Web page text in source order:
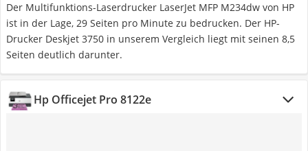
Der Multifunktions-Laserdrucker LaserJet MFP M234dw von HP
ist in der Lage, 29 Seiten pro Minute zu bedrucken. Der HP-
Drucker Deskjet 3750 in unserem Vergleich liegt mit seinen 8,5
Seiten deutlich darunter.
Hp Officejet Pro 8122e